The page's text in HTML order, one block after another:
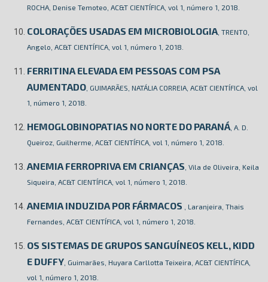
ROCHA, Denise Temoteo, AC&T CIENTÍFICA, vol 1, número 1, 2018.
COLORAÇÕES USADAS EM MICROBIOLOGIA , TRENTO,
Angelo, AC&T CIENTÍFICA, vol 1, número 1, 2018.
FERRITINA ELEVADA EM PESSOAS COM PSA
AUMENTADO , GUIMARÃES, NATÁLIA CORREIA, AC&T CIENTÍFICA, vol
1, número 1, 2018.
HEMOGLOBINOPATIAS NO NORTE DO PARANÁ , A. D.
Queiroz, Guilherme, AC&T CIENTÍFICA, vol 1, número 1, 2018.
ANEMIA FERROPRIVA EM CRIANÇAS , Vila de Oliveira, Keila
Siqueira, AC&T CIENTÍFICA, vol 1, número 1, 2018.
ANEMIA INDUZIDA POR FÁRMACOS
, Laranjeira, Thais
Fernandes, AC&T CIENTÍFICA, vol 1, número 1, 2018.
OS SISTEMAS DE GRUPOS SANGUÍNEOS KELL, KIDD
E DUFFY , Guimarães, Huyara Carllotta Teixeira, AC&T CIENTÍFICA,
vol 1, número 1, 2018.